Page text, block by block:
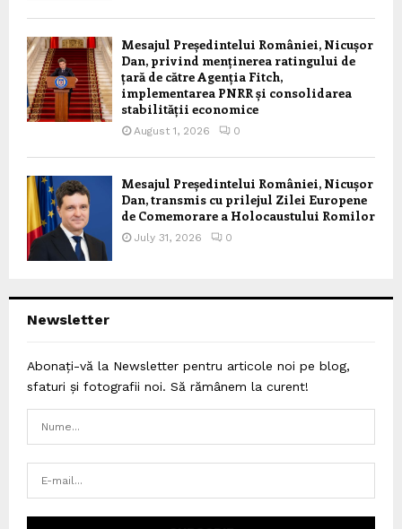
Mesajul Președintelui României, Nicușor
Dan, privind menținerea ratingului de
țară de către Agenția Fitch,
implementarea PNRR și consolidarea
stabilității economice
August 1, 2026 0
Mesajul Președintelui României, Nicușor
Dan, transmis cu prilejul Zilei Europene
de Comemorare a Holocaustului Romilor
July 31, 2026 0
Newsletter
Abonați-vă la Newsletter pentru articole noi pe blog,
sfaturi și fotografii noi. Să rămânem la curent!